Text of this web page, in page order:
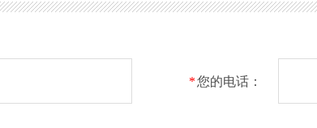
*您的电话：